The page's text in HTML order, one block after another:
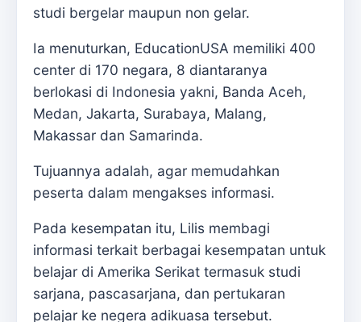
studi bergelar maupun non gelar.
Ia menuturkan, EducationUSA memiliki 400
center di 170 negara, 8 diantaranya
berlokasi di Indonesia yakni, Banda Aceh,
Medan, Jakarta, Surabaya, Malang,
Makassar dan Samarinda.
Tujuannya adalah, agar memudahkan
peserta dalam mengakses informasi.
Pada kesempatan itu, Lilis membagi
informasi terkait berbagai kesempatan untuk
belajar di Amerika Serikat termasuk studi
sarjana, pascasarjana, dan pertukaran
pelajar ke negera adikuasa tersebut.